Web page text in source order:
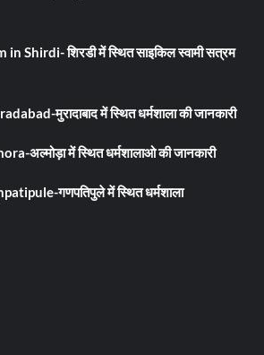
Shirdi- शिरडी में स्थित साइकिल स्वामी सत्रम
मुरादाबाद में स्थित धर्मशाला की जानकारी
अल्मोड़ा में स्थित धर्मशालाओ की जानकारी
गणपतिपुले में स्थित धर्मशाला